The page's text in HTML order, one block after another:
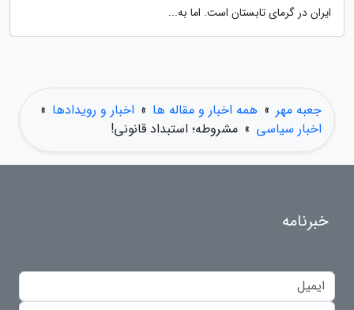
ایران در گرمای تابستان است. اما به...
جعبه مهر » همه اخبار و مقاله ها » اخبار و رویدادها »
اخبار سیاسی » مشروطه؛ استبداد قانونی!
خبرنامه